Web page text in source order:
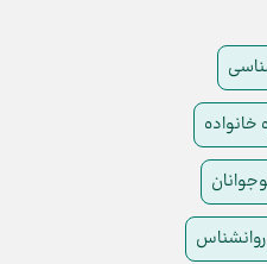
خانواده